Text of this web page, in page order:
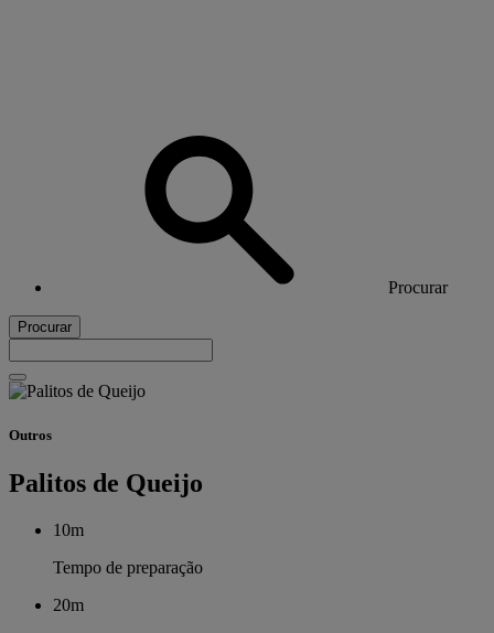
Procurar
Procurar
Outros
Palitos de Queijo
10m
Tempo de preparação
20m